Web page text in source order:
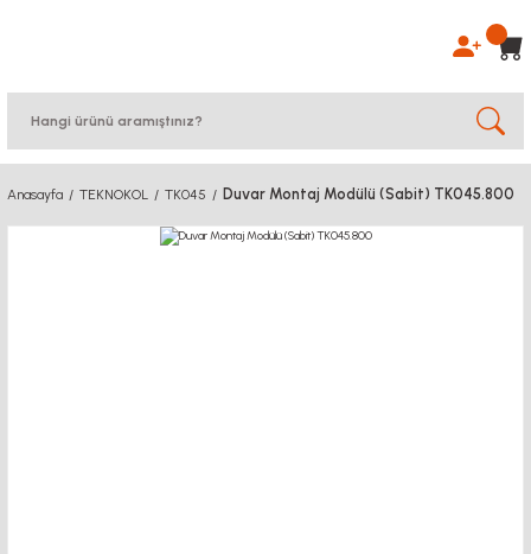
Anasayfa TEKNOKOL TK045 Duvar Montaj Modülü (Sabit) TK045.800